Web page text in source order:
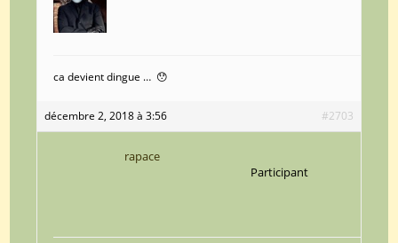
ca devient dingue … 😯
décembre 2, 2018 à 3:56 #2703
rapace
Participant